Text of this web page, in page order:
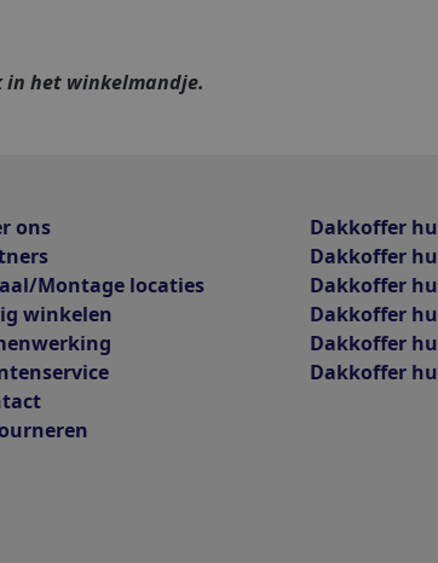
het winkelmandje.
ons
Montage locaties
winkelen
Dakkoffer
Dakkoffer
Dakkoffer
Dakkoffer
Dakkoffer
Dakkoffer